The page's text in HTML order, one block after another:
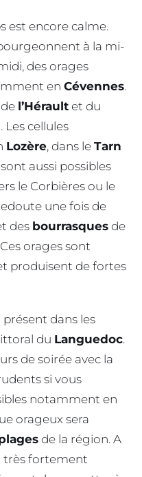
est encore calme.
à la mi-
des orages
en Cévennes.
l’Hérault et du
Les cellules
Lozère, dans le Tarn
aussi possibles
le Corbières ou le
une fois de
des bourrasques de
orages sont
produisent de fortes
présent dans les
du Languedoc.
de soirée avec la
si vous
notamment en
orageux sera
de la région. A
très fortement